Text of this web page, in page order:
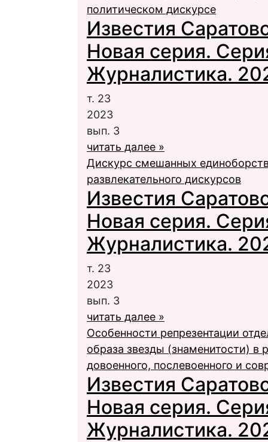
политическом дискурсе
Известия
Новая серия.
Журналистика.
т. 23
2023
вып. 3
читать далее »
Дискурс смешанных
развлекательного дискурсов
Известия
Новая серия.
Журналистика.
т. 23
2023
вып. 3
читать далее »
Особенности репрезентации
образа звезды (знаменитости)
довоенного, послевоенного и
Известия
Новая серия.
Журналистика.